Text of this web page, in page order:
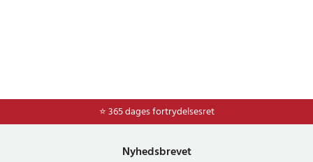
⭐ 365 dages fortrydelsesret
⭐ Nem og sikker betaling med mobilepay og dankort
Nyhedsbrevet